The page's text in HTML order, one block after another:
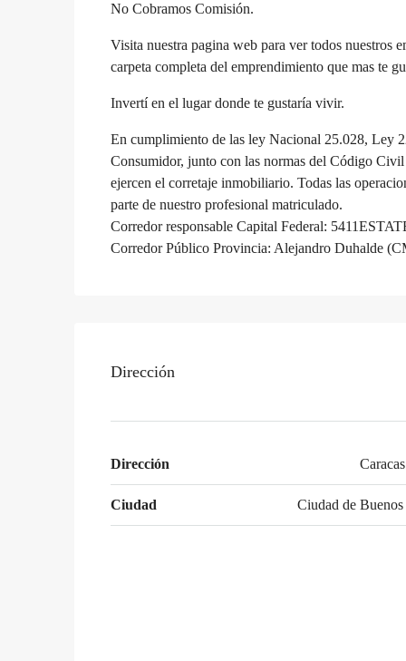
No Cobramos Comisión.
Visita nuestra pagina web para ver todos nuestros
carpeta completa del emprendimiento que mas te
Invertí en el lugar donde te gustaría vivir.
En cumplimiento de las ley Nacional 25.028, Ley
Consumidor, junto con las normas del Código
ejercen el corretaje inmobiliario. Todas las
parte de nuestro profesional matriculado.
Corredor responsable Capital Federal:
Corredor Público Provincia: Alejandro Duhalde
Dirección
Dirección
Ciudad Ciudad de